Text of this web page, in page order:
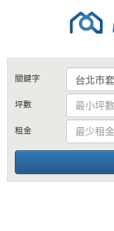
關鍵字
坪數
租金